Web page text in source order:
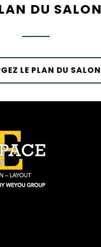
DU SALON
LE PLAN DU SALON